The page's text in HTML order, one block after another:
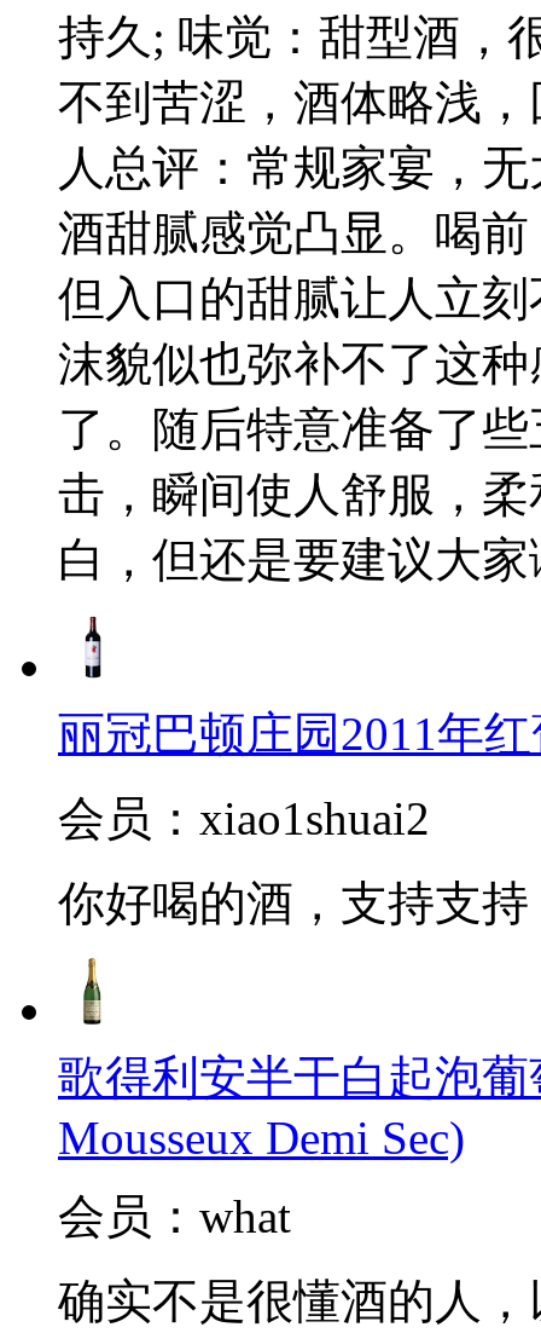
持久; 味觉：甜型酒，
不到苦涩，酒体略浅
人总评：常规家宴，
酒甜腻感觉凸显。喝
但入口的甜腻让人立
沫貌似也弥补不了这
了。随后特意准备了
击，瞬间使人舒服，
白，但还是要建议大
丽冠巴顿庄园2011年红
会员：xiao1shuai2
你好喝的酒，支持支持
歌得利安半干白起泡葡
Mousseux Demi Sec)
会员：what
确实不是很懂酒的人